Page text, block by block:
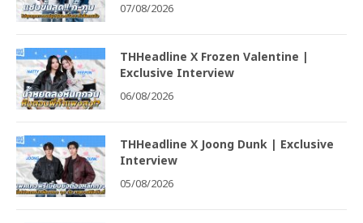
07/08/2026
THHeadline X Frozen Valentine |
Exclusive Interview
06/08/2026
THHeadline X Joong Dunk | Exclusive
Interview
05/08/2026